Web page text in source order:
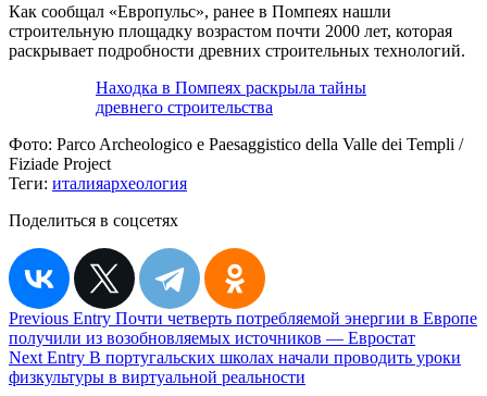
Как сообщал «Европульс», ранее в Помпеях нашли
строительную площадку возрастом почти 2000 лет, которая
раскрывает подробности древних строительных технологий.
Находка в Помпеях раскрыла тайны
древнего строительства
Фото: Parco Archeologico e Paesaggistico della Valle dei Templi /
Fiziade Project
Теги: италияархеология
Поделиться в соцсетях
Навигация
по
записям
Previous Entry Почти четверть потребляемой энергии в Европе
получили из возобновляемых источников — Евростат
Next Entry В португальских школах начали проводить уроки
физкультуры в виртуальной реальности